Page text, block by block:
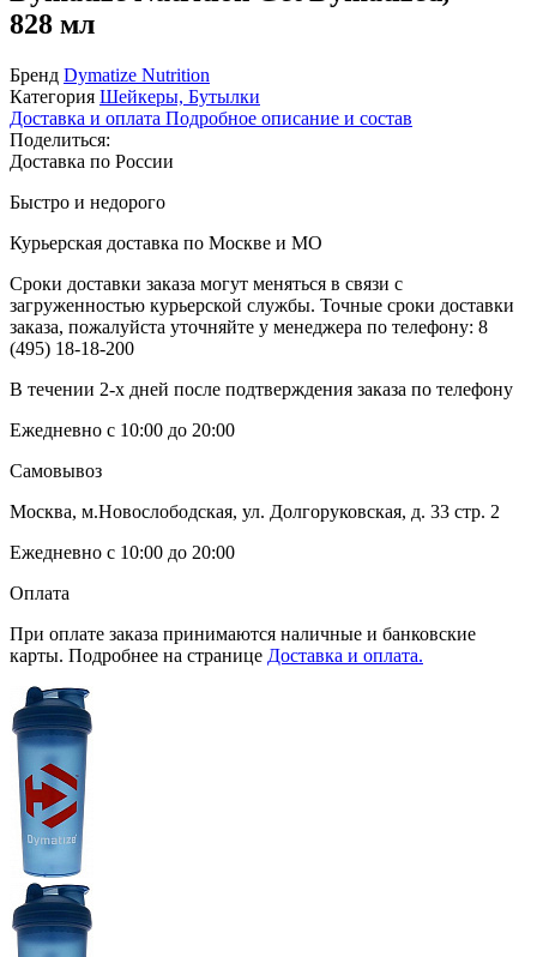
828 мл
Бренд Dymatize Nutrition
Категория Шейкеры, Бутылки
Доставка и оплата Подробное описание и состав
Поделиться:
Доставка по России
Быстро и недорого
Курьерская доставка по Москве и МО
Сроки доставки заказа могут меняться в связи с
загруженностью курьерской службы. Точные сроки доставки
заказа, пожалуйста уточняйте у менеджера по телефону: 8
(495) 18-18-200
В течении 2-х дней после подтверждения заказа по телефону
Ежедневно с 10:00 до 20:00
Самовывоз
Москва, м.Новослободская, ул. Долгоруковская, д. 33 стр. 2
Ежедневно с 10:00 до 20:00
Оплата
При оплате заказа принимаются наличные и банковские
карты. Подробнее на странице Доставка и оплата.